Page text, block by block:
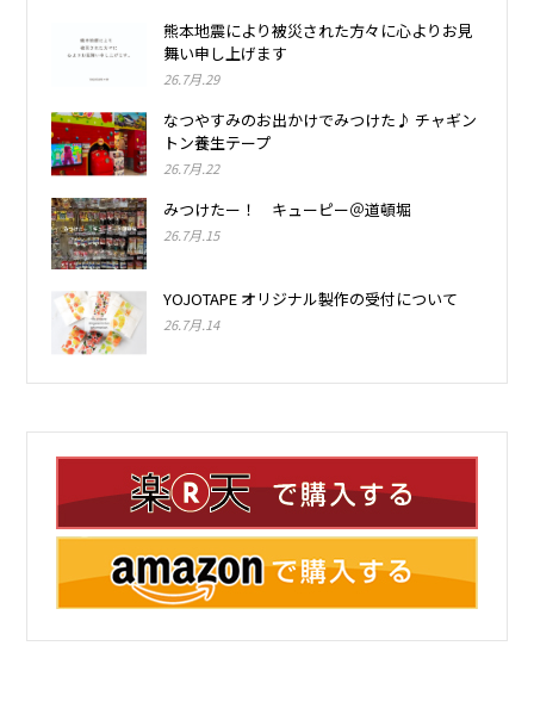
熊本地震により被災された方々に心よりお見
舞い申し上げます
26.7月.29
なつやすみのお出かけでみつけた♪ チャギン
トン養生テープ
26.7月.22
みつけたー！ キューピー＠道頓堀
26.7月.15
YOJOTAPE オリジナル製作の受付について
26.7月.14